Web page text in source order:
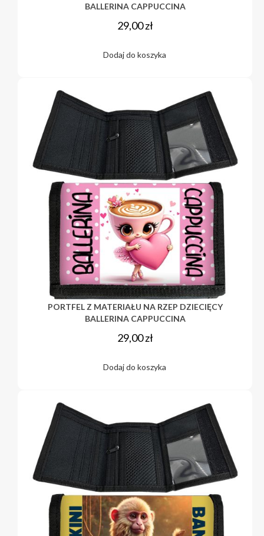
BALLERINA CAPPUCCINA
29,00zł
Dodaj do koszyka
PORTFEL Z MATERIAŁU NA RZEP DZIECIĘCY
BALLERINA CAPPUCCINA
29,00zł
Dodaj do koszyka